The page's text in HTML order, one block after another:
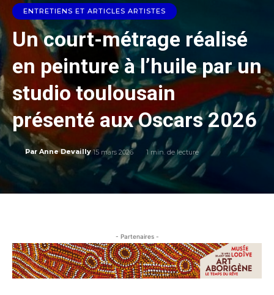
ENTRETIENS ET ARTICLES ARTISTES
Un court-métrage réalisé
en peinture à l’huile par un
studio toulousain
présenté aux Oscars 2026
Par Anne Devailly 15 mars 2026 1min. de lecture
- Partenaires -